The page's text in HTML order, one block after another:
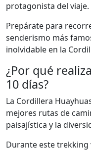
protagonista del viaje.
Prepárate para
senderismo más
inolvidable en la
¿Por qué
10 días?
La Cordillera
mejores rutas de
paisajística y la
Durante este trekking